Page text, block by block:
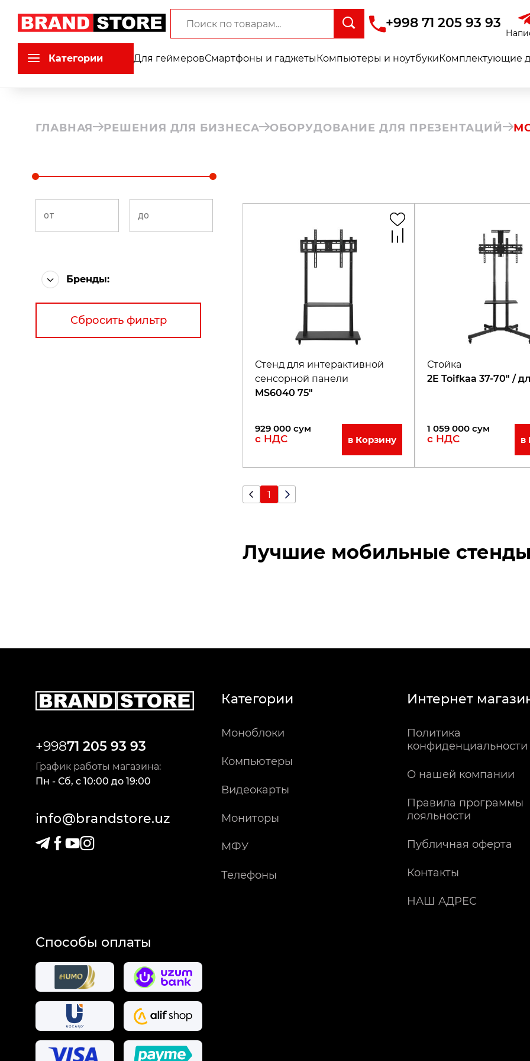
+998 71 205 93 93
Категории Для геймеровСмартфоны и гаджетыКомпьютеры и ноутбукиКомплектующие
ГЛАВНАЯ РЕШЕНИЯ ДЛЯ БИЗНЕСА ОБОРУДОВАНИЕ ДЛЯ ПРЕЗЕНТАЦИЙ
от до
Бренды:
Сбросить фильтр
Стенд для интерактивной
сенсорной панели
MS6040 75"
929 000 сум
с НДС в Корзину
Стойка
2E Toifkaa 37-70" /
1 059 000 сум
с НДС в
1
Лучшие мобильные
+99871 205 93 93
График работы магазина:
Пн - Сб, c 10:00 до 19:00
info@brandstore.uz
Категории
Моноблоки
Компьютеры
Видеокарты
Мониторы
МФУ
Телефоны
Интернет
Политика
конфиденциальности
О нашей компании
Правила программы
лояльности
Публичная оферта
Контакты
НАШ АДРЕС
Способы оплаты